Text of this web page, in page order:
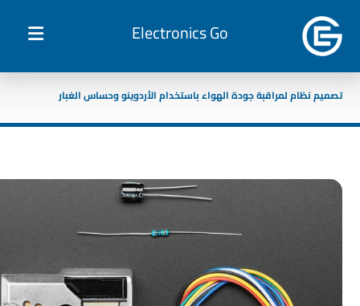
Electronics Go
تصميم نظام لمراقبة جودة الهواء باستخدام الأردوينو وحساس الغبار